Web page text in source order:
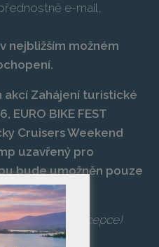
e-mail,
nejbližším možném
Zahájení turistické
EURO BIKE FEST
Cruisers Weekend
uzavřený pro
bude umožněn pouze
danou akci.
029 266
(recepce)